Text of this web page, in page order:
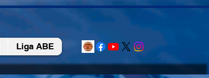
Liga ABE